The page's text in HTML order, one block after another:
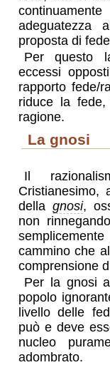
adeguatezza
proposta di
Per questo
eccessi
rapporto fede/
riduce la
ragione.
la gnosi
Il
Cristianesimo,
della gnosi,
non
cammino che
comprensione
Per la gnosi
popolo
livello delle
può e deve
nucleo
adombrato.